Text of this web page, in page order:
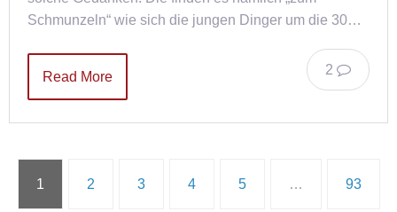
Schmunzeln“ wie sich die jungen Dinger um die 30…
2
Read More
1 2 3 4 5 … 93